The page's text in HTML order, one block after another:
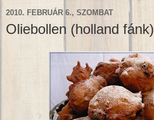
2010. FEBRUÁR 6., SZOMBAT
Oliebollen (holland fánk)